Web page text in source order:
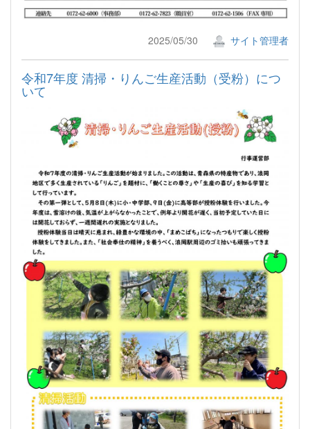
2025/05/30 サイト管理者
令和7年度 清掃・りんご生産活動（受粉）につ
いて